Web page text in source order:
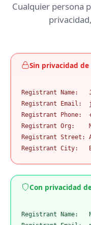
Cualquier persona
Sin privacidad
Registrant Name:
Registrant Email:
Registrant Phone:
Registrant Org:    Mi
Registrant Street:
Registrant City:
Con privacidad
Registrant Name: